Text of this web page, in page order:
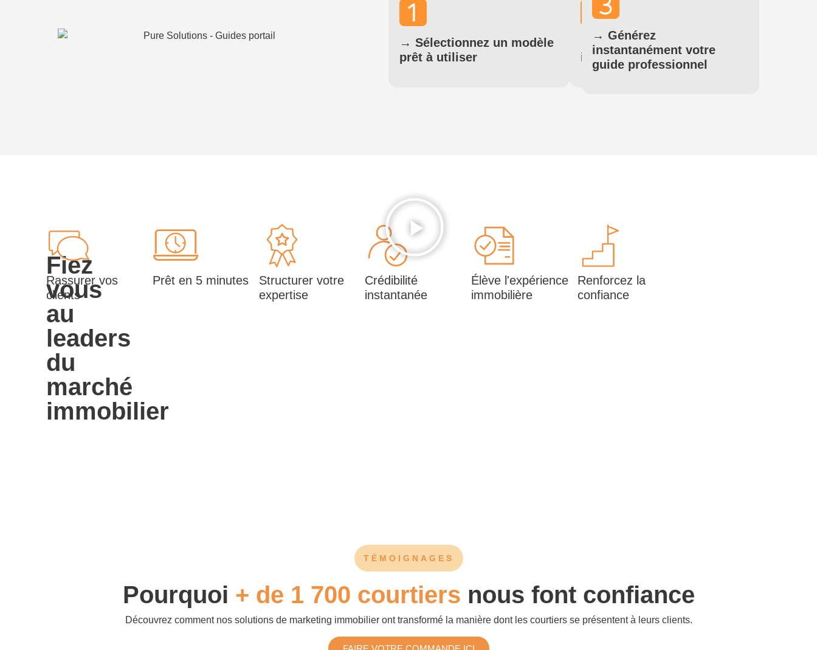
→ Sélectionnez un modèle
prêt à utiliser
→Personnalisez à votre
image en quelques clics
→Générez
instantanément votre
guide professionnel
Fiez
vous
au
leaders
du
marché
immobilier
Rassurer vos
clients
Prêt en 5 minutes
Structurer votre
expertise
Crédibilité
instantanée
Élève l'expérience
immobilière
Renforcez la
confiance
TÉMOIGNAGES
Pourquoi + de 1 700 courtiers nous font confiance
Découvrez comment nos solutions de marketing immobilieront transformé la manière dont les courtiers se présentent à leurs clients.